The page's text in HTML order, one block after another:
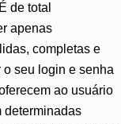
de total
apenas
completas e
seu login e senha
ao usuário
determinadas